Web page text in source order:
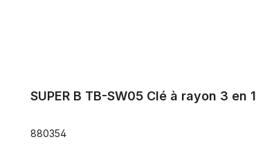
SUPER B TB-SW05 Clé à rayon 3 en 1
880354